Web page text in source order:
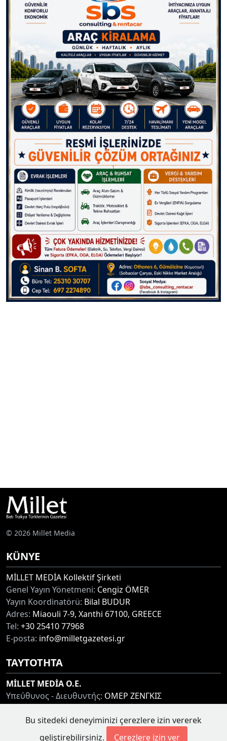
© 2026 Millet Media
KÜNYE
MİLLET MEDİA Kollektif Şirketi
Genel Yayın Yönetmeni: Cengiz ÖMER
Yayın Koordinatörü: Bilal BUDUR
Adres: Miaouli 7-9, Xanthi 67100, GREECE
Tel: +30 25410 77968
E-posta: info@milletgazetesi.gr
ΤΑΥΤΟΤΗΤΑ
MİLLET MEDİA O.E.
Υπεύθυνος - Διευθυντής: ΟΜΕΡ ΖΕΝΓΚΙΣ
Διεύθυνση:ΜΙΑΟΥΛΗ 7-9, ΞΑΝΘΗ 67100
+30 25410 77968
Bu sitedeki deneyiminizi çerezlere izin vererek
geliştirebilirsiniz.
Çerezlere izin ver